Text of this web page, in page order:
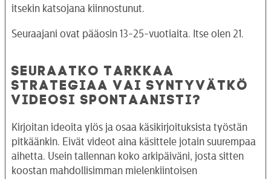
itsekin katsojana kiinnostunut.
Seuraajani ovat pääosin 13-25-vuotiaita. Itse olen 21.
SEURAATKO TARKKAA
STRATEGIAA VAI SYNTYVÄTKÖ
VIDEOSI SPONTAANISTI?
Kirjoitan ideoita ylös ja osaa käsikirjoituksista työstän
pitkäänkin. Eivät videot aina käsittele jotain suurempaa
aihetta. Usein tallennan koko arkipäiväni, josta sitten
koostan mahdollisimman mielenkiintoisen